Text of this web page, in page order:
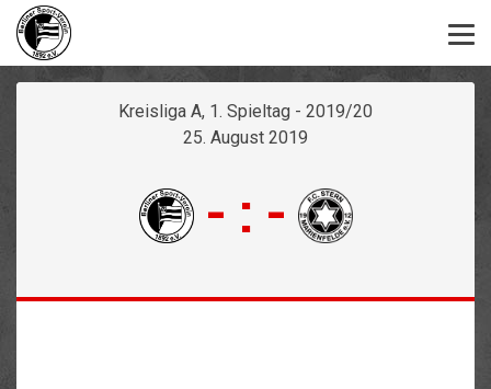
Kreisliga A, 1. Spieltag - 2019/20
25. August 2019
- : -